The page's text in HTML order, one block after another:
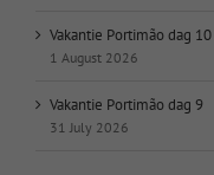
Vakantie Portimão dag 10
1 August 2026
Vakantie Portimão dag 9
31 July 2026